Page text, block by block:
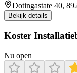
Dotingastate 40,
Bekijk details
Koster
Nu open